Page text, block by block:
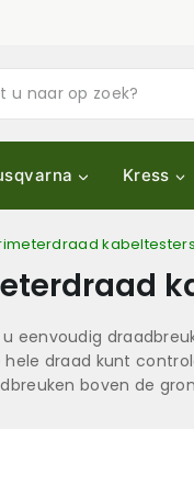
Kress
kabeltesters
eenvoudig
draad kunt
boven de